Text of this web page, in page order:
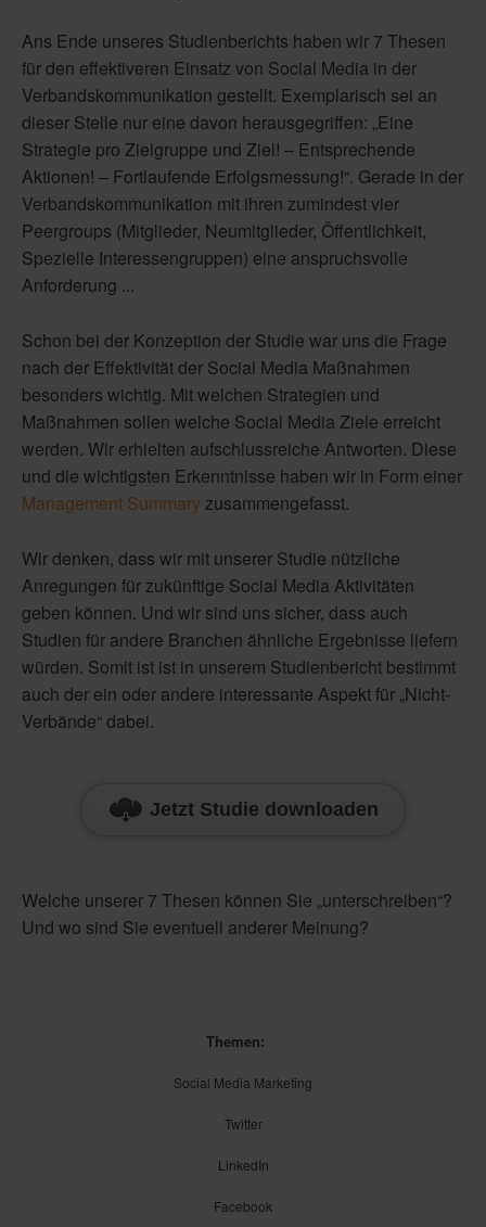
Ans Ende unseres Studienberichts haben wir 7 Thesen
für den effektiveren Einsatz von Social Media in der
Verbandskommunikation gestellt. Exemplarisch sei an
dieser Stelle nur eine davon herausgegriffen: „Eine
Strategie pro Zielgruppe und Ziel! – Entsprechende
Aktionen! – Fortlaufende Erfolgsmessung!“. Gerade in der
Verbandskommunikation mit ihren zumindest vier
Peergroups (Mitglieder, Neumitglieder, Öffentlichkeit,
Spezielle Interessengruppen) eine anspruchsvolle
Anforderung ...
Schon bei der Konzeption der Studie war uns die Frage
nach der Effektivität der Social Media Maßnahmen
besonders wichtig. Mit welchen Strategien und
Maßnahmen sollen welche Social Media Ziele erreicht
werden. Wir erhielten aufschlussreiche Antworten. Diese
und die wichtigsten Erkenntnisse haben wir in Form einer
Management Summaryzusammengefasst.
Wir denken, dass wir mit unserer Studie nützliche
Anregungen für zukünftige Social Media Aktivitäten
geben können. Und wir sind uns sicher, dass auch
Studien für andere Branchen ähnliche Ergebnisse liefern
würden. Somit ist ist in unserem Studienbericht bestimmt
auch der ein oder andere interessante Aspekt für „Nicht-
Verbände“ dabei.
Jetzt Studie downloaden
Welche unserer 7 Thesen können Sie „unterschreiben“?
Und wo sind Sie eventuell anderer Meinung?
Themen:
Social Media Marketing
Twitter
LinkedIn
Facebook